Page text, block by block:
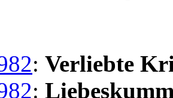
: Verliebte
: